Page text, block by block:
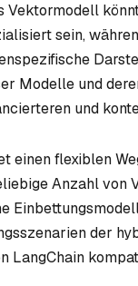
Vektormodell
sein,
Modelle und
und
flexiblen
Anzahl von
der
LangChain